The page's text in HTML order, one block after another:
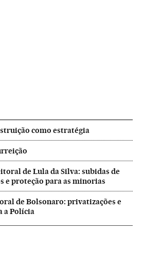
como estratégia
de Lula da Silva: subidas de
e proteção para as minorias
de Bolsonaro: privatizações e
a Polícia